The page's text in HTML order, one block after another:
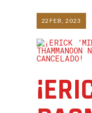
22 FEB, 2023